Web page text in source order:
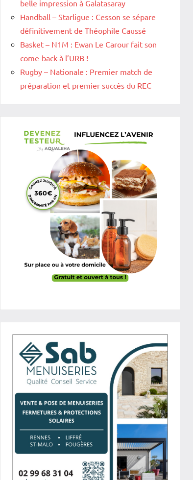
belle impression à Galatasaray
Handball – Starligue : Cesson se sépare
définitivement de Théophile Caussé
Basket – N1M : Ewan Le Carour fait son
come-back à l’URB !
Rugby – Nationale : Premier match de
préparation et premier succès du REC